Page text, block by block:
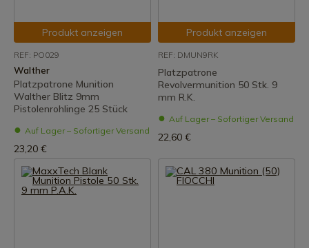
Produkt anzeigen
REF: PO029
Walther
Platzpatrone Munition
Walther Blitz 9mm
Pistolenrohlinge 25 Stück
Auf Lager – Sofortiger Versand
23,20 €
Produkt anzeigen
REF: DMUN9RK
Platzpatrone
Revolvermunition 50 Stk. 9
mm R.K.
Auf Lager – Sofortiger Versand
22,60 €